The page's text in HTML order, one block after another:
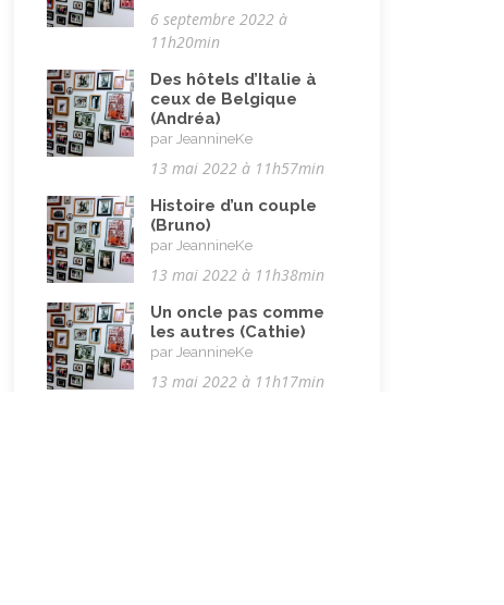
6 septembre 2022 à
11h20min
Des hôtels d’Italie à
ceux de Belgique
(Andréa)
par JeannineKe
13 mai 2022 à 11h57min
Histoire d’un couple
(Bruno)
par JeannineKe
13 mai 2022 à 11h38min
Un oncle pas comme
les autres (Cathie)
par JeannineKe
13 mai 2022 à 11h17min